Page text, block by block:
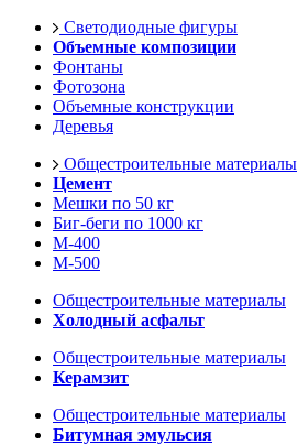
Светодиодные фигуры
Объемные композиции
Фонтаны
Фотозона
Объемные конструкции
Деревья
Общестроительные материалы
Цемент
Мешки по 50 кг
Биг-беги по 1000 кг
М-400
М-500
Общестроительные материалы
Холодный асфальт
Общестроительные материалы
Керамзит
Общестроительные материалы
Битумная эмульсия